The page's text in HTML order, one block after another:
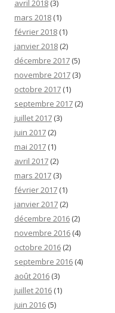
avril 2018 (3)
mars 2018 (1)
février 2018 (1)
janvier 2018 (2)
décembre 2017 (5)
novembre 2017 (3)
octobre 2017 (1)
septembre 2017 (2)
juillet 2017 (3)
juin 2017 (2)
mai 2017 (1)
avril 2017 (2)
mars 2017 (3)
février 2017 (1)
janvier 2017 (2)
décembre 2016 (2)
novembre 2016 (4)
octobre 2016 (2)
septembre 2016 (4)
août 2016 (3)
juillet 2016 (1)
juin 2016 (5)